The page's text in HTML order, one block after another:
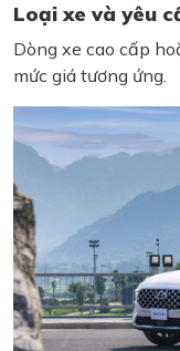
Loại xe và yêu
Dòng xe cao cấp
mức giá tương ứng.